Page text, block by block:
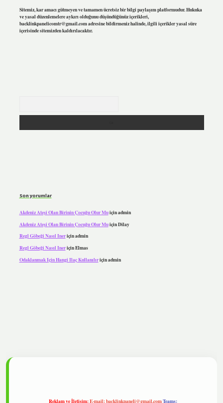
Sitemiz, kar amacı gütmeyen ve tamamen ücretsiz bir bilgi paylaşım platformudur. Hukuka
ve yasal düzenlemelere aykırı olduğunu düşündüğünüz içerikleri,
backlinkpanelicomtr@gmail.comadresine bildirmeniz halinde, ilgili içerikler yasal süre
içerisinde sitemizden kaldırılacaktır.
Son yorumlar
Akdeniz Ateşi Olan Birinin Çocuğu Olur Muiçinadmin
Akdeniz Ateşi Olan Birinin Çocuğu Olur MuiçinDilay
Regl Göbeği Nasıl Ineriçinadmin
Regl Göbeği Nasıl IneriçinElmas
Odaklanmak Için Hangi Ilaç Kullanılıriçinadmin
Reklam ve İletişim:E-mail:backlinkpaneli@gmail.comTeams: